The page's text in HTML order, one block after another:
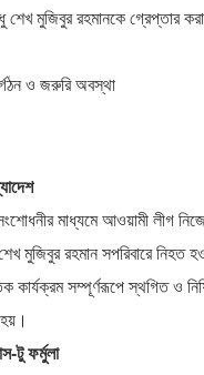
মুজিবুর রহমানকে গ্রেপ্তার
ও জরুরি অবস্থা
মাধ্যমে আওয়ামী লীগ
মুজিবুর রহমান সপরিবারে নিহত
কার্যক্রম সম্পূর্ণরূপে স্থগিত ও
টু ফর্মুলা